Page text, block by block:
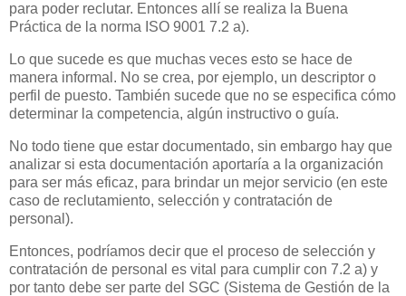
para poder reclutar. Entonces allí se realiza la Buena
Práctica de la norma ISO 9001 7.2 a).
Lo que sucede es que muchas veces esto se hace de
manera informal. No se crea, por ejemplo, un descriptor o
perfil de puesto. También sucede que no se especifica cómo
determinar la competencia, algún instructivo o guía.
No todo tiene que estar documentado, sin embargo hay que
analizar si esta documentación aportaría a la organización
para ser más eficaz, para brindar un mejor servicio (en este
caso de reclutamiento, selección y contratación de
personal).
Entonces, podríamos decir que el proceso de selección y
contratación de personal es vital para cumplir con 7.2 a) y
por tanto debe ser parte del SGC (Sistema de Gestión de la